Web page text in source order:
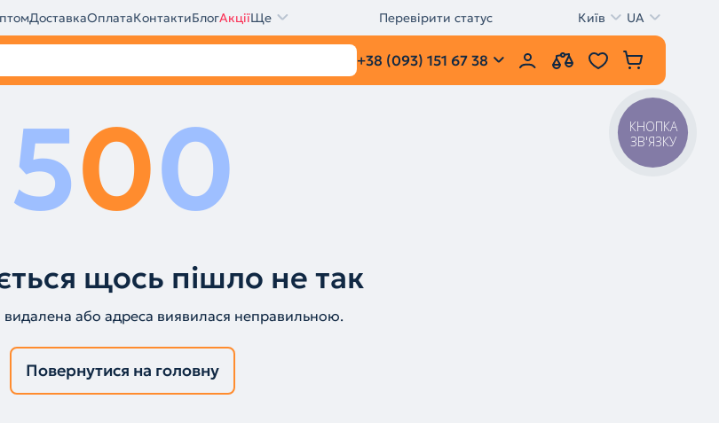
ДоставкаОплатаКонтактиБлогАкціїЩе Перевірити статус Київ UA
+38 (093) 151 67 38
500
щось пішло не так
видалена або адреса виявилася неправильною.
Повернутися на головну
КНОПКА
ЗВ'ЯЗКУ